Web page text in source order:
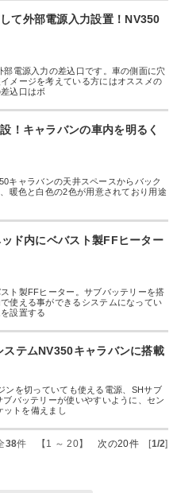
て外部電源入力設置！NV350
電源入力の差込口です。車の側面に穴
メージを考えている方にはオススメの
込口はボ
！キャラバンの車内を明るく
キャラバンの天井スペースからバック
暖色と白色の2色が用意されており用途
ド内にベバスト製FFヒーター
ト製FFヒーター。サブバッテリーを搭
使える事ができるシステムになってい
設置する
ステムNV350キャラバンに搭載
ンを切っていても使える電源、SHサブ
バッテリーが使いやすいように、セン
ットを備えまし
38件 【1 ～ 20】 次の20件[1/2]